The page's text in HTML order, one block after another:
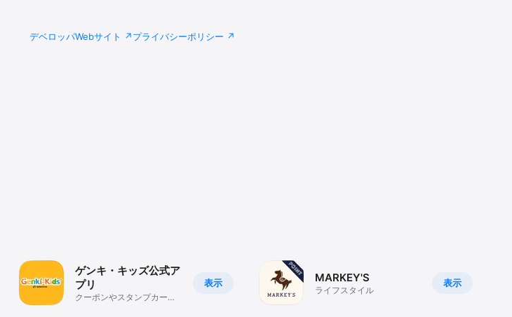
デベロッパWebサイト プライバシーポリシー
表示
ゲンキ・キッズ公式ア
プリ
クーポンやスタンプカード
表示
MARKEY'S
ライフスタイル